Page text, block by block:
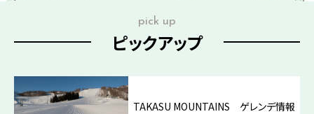
pick up
ピックアップ
TAKASU MOUNTAINS ゲレンデ情報